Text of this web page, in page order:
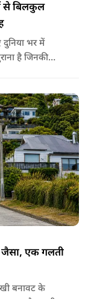
से बिलकुल
भर में
है जिनकी
एक गलती
बनावट के